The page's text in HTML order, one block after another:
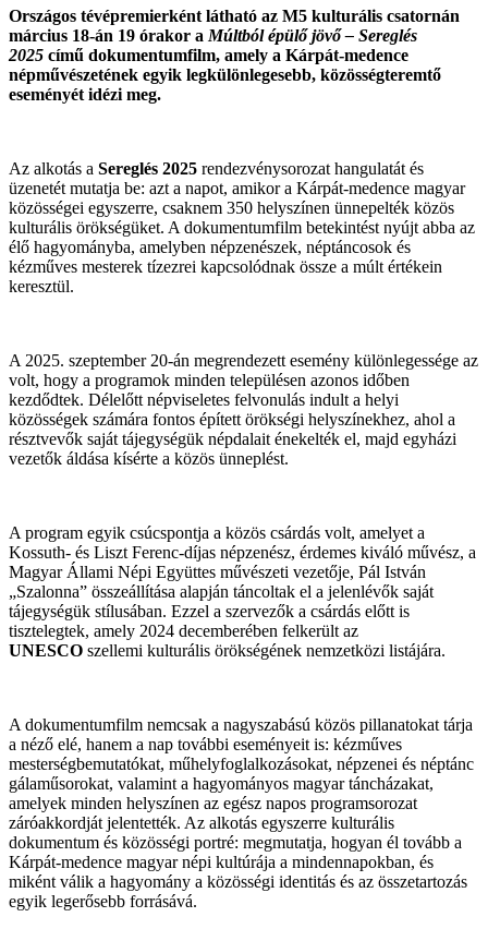
Országos tévépremierként látható az M5 kulturális csatornán
március 18-án 19 órakor a Múltból épülő jövő – Sereglés
2025 című dokumentumfilm, amely a Kárpát-medence
népművészetének egyik legkülönlegesebb, közösségteremtő
eseményét idézi meg.
Az alkotás a Sereglés 2025 rendezvénysorozat hangulatát és
üzenetét mutatja be: azt a napot, amikor a Kárpát-medence magyar
közösségei egyszerre, csaknem 350 helyszínen ünnepelték közös
kulturális örökségüket. A dokumentumfilm betekintést nyújt abba az
élő hagyományba, amelyben népzenészek, néptáncosok és
kézműves mesterek tízezrei kapcsolódnak össze a múlt értékein
keresztül.
A 2025. szeptember 20-án megrendezett esemény különlegessége az
volt, hogy a programok minden településen azonos időben
kezdődtek. Délelőtt népviseletes felvonulás indult a helyi
közösségek számára fontos épített örökségi helyszínekhez, ahol a
résztvevők saját tájegységük népdalait énekelték el, majd egyházi
vezetők áldása kísérte a közös ünneplést.
A program egyik csúcspontja a közös csárdás volt, amelyet a
Kossuth- és Liszt Ferenc-díjas népzenész, érdemes kiváló művész, a
Magyar Állami Népi Együttes művészeti vezetője, Pál István
„Szalonna” összeállítása alapján táncoltak el a jelenlévők saját
tájegységük stílusában. Ezzel a szervezők a csárdás előtt is
tisztelegtek, amely 2024 decemberében felkerült az
UNESCO szellemi kulturális örökségének nemzetközi listájára.
A dokumentumfilm nemcsak a nagyszabású közös pillanatokat tárja
a néző elé, hanem a nap további eseményeit is: kézműves
mesterségbemutatókat, műhelyfoglalkozásokat, népzenei és néptánc
gálaműsorokat, valamint a hagyományos magyar táncházakat,
amelyek minden helyszínen az egész napos programsorozat
záróakkordját jelentették. Az alkotás egyszerre kulturális
dokumentum és közösségi portré: megmutatja, hogyan él tovább a
Kárpát-medence magyar népi kultúrája a mindennapokban, és
miként válik a hagyomány a közösségi identitás és az összetartozás
egyik legerősebb forrásává.